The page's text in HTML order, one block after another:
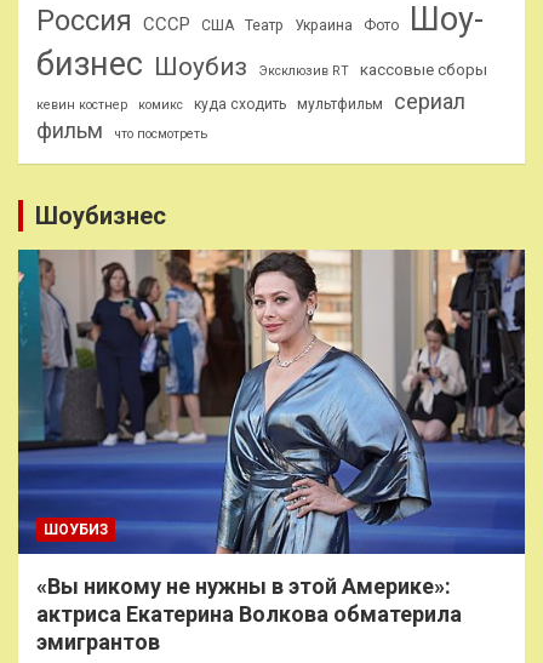
Россия СССР США Театр Украина Фото
Шоу-
бизнес Шоубиз Эксклюзив RT кассовые сборы
кевин костнер комикс куда сходить мультфильм
сериал
фильм
что посмотреть
Шоубизнес
ШОУБИЗ
«Вы никому не нужны в этой Америке»:
актриса Екатерина Волкова обматерила
эмигрантов